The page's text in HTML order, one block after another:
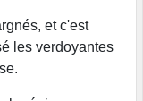
et c'est
les verdoyantes